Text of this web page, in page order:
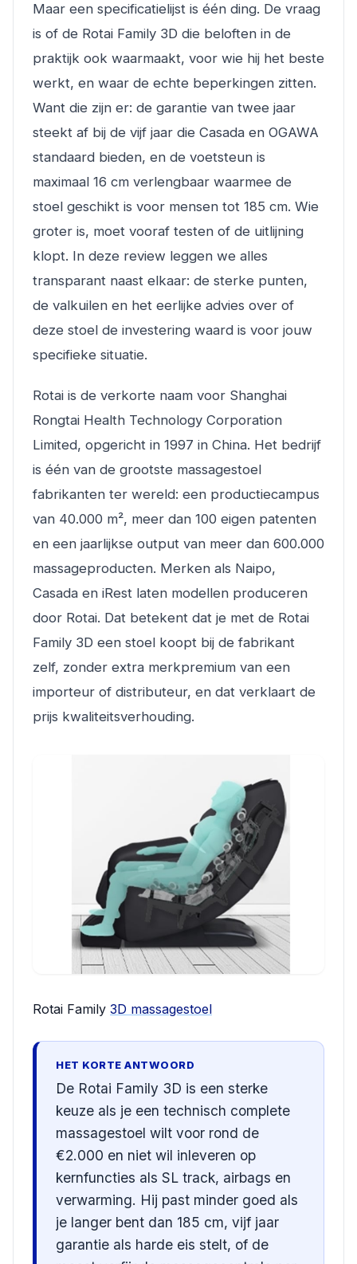
Maar een specificatielijst is één ding. De vraag
is of de Rotai Family 3D die beloften in de
praktijk ook waarmaakt, voor wie hij het beste
werkt, en waar de echte beperkingen zitten.
Want die zijn er: de garantie van twee jaar
steekt af bij de vijf jaar die Casada en OGAWA
standaard bieden, en de voetsteun is
maximaal 16 cm verlengbaar waarmee de
stoel geschikt is voor mensen tot 185 cm. Wie
groter is, moet vooraf testen of de uitlijning
klopt. In deze review leggen we alles
transparant naast elkaar: de sterke punten,
de valkuilen en het eerlijke advies over of
deze stoel de investering waard is voor jouw
specifieke situatie.
Rotai is de verkorte naam voor Shanghai
Rongtai Health Technology Corporation
Limited, opgericht in 1997 in China. Het bedrijf
is één van de grootste massagestoel
fabrikanten ter wereld: een productiecampus
van 40.000 m², meer dan 100 eigen patenten
en een jaarlijkse output van meer dan 600.000
massageproducten. Merken als Naipo,
Casada en iRest laten modellen produceren
door Rotai. Dat betekent dat je met de Rotai
Family 3D een stoel koopt bij de fabrikant
zelf, zonder extra merkpremium van een
importeur of distributeur, en dat verklaart de
prijs kwaliteitsverhouding.
Rotai Family 3D massagestoel
HET KORTE ANTWOORD
De Rotai Family 3D is een sterke
keuze als je een technisch complete
massagestoel wilt voor rond de
€2.000 en niet wil inleveren op
kernfuncties als SL track, airbags en
verwarming. Hij past minder goed als
je langer bent dan 185 cm, vijf jaar
garantie als harde eis stelt, of de